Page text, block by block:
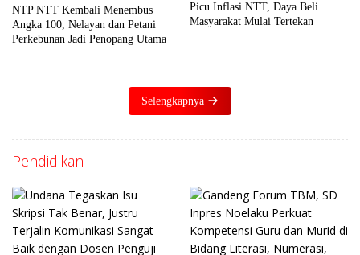
NTP NTT Kembali Menembus
Angka 100, Nelayan dan Petani
Perkebunan Jadi Penopang Utama
Picu Inflasi NTT, Daya Beli
Masyarakat Mulai Tertekan
Selengkapnya
Pendidikan